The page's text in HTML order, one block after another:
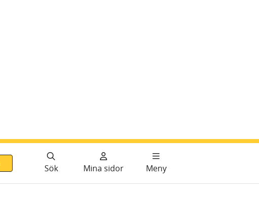
Sök Mina sidor Meny